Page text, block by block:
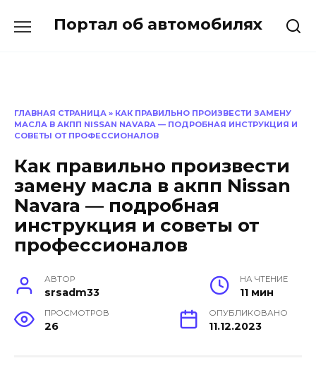
Портал об автомобилях
ГЛАВНАЯ СТРАНИЦА » КАК ПРАВИЛЬНО ПРОИЗВЕСТИ ЗАМЕНУ
МАСЛА В АКПП NISSAN NAVARA — ПОДРОБНАЯ ИНСТРУКЦИЯ И
СОВЕТЫ ОТ ПРОФЕССИОНАЛОВ
Как правильно произвести
замену масла в акпп Nissan
Navara — подробная
инструкция и советы от
профессионалов
АВТОР
srsadm33
НА ЧТЕНИЕ
11 мин
ПРОСМОТРОВ
26
ОПУБЛИКОВАНО
11.12.2023